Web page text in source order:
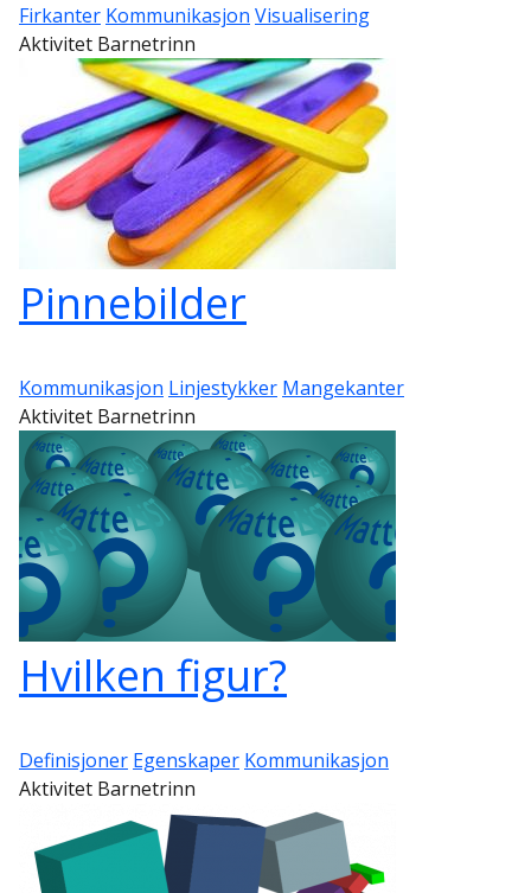
Firkanter Kommunikasjon Visualisering
Aktivitet Barnetrinn
Pinnebilder
Kommunikasjon Linjestykker Mangekanter
Aktivitet Barnetrinn
Hvilken figur?
Definisjoner Egenskaper Kommunikasjon
Aktivitet Barnetrinn